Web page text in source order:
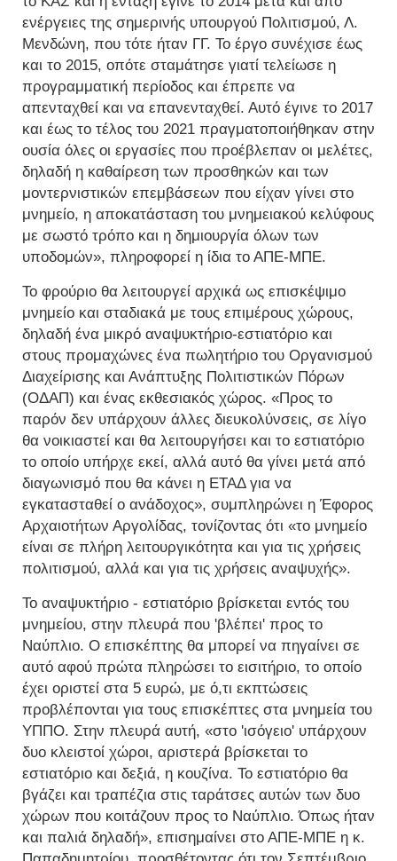
ενέργειες της σημερινής υπουργού Πολιτισμού, Λ.
Μενδώνη, που τότε ήταν ΓΓ. Το έργο συνέχισε έως
και το 2015, οπότε σταμάτησε γιατί τελείωσε η
προγραμματική περίοδος και έπρεπε να
απενταχθεί και να επανενταχθεί. Αυτό έγινε το 2017
και έως το τέλος του 2021 πραγματοποιήθηκαν στην
ουσία όλες οι εργασίες που προέβλεπαν οι μελέτες,
δηλαδή η καθαίρεση των προσθηκών και των
μοντερνιστικών επεμβάσεων που είχαν γίνει στο
μνημείο, η αποκατάσταση του μνημειακού κελύφους
με σωστό τρόπο και η δημιουργία όλων των
υποδομών», πληροφορεί η ίδια το ΑΠΕ-ΜΠΕ.
Το φρούριο θα λειτουργεί αρχικά ως επισκέψιμο
μνημείο και σταδιακά με τους επιμέρους χώρους,
δηλαδή ένα μικρό αναψυκτήριο-εστιατόριο και
στους προμαχώνες ένα πωλητήριο του Οργανισμού
Διαχείρισης και Ανάπτυξης Πολιτιστικών Πόρων
(ΟΔΑΠ) και ένας εκθεσιακός χώρος. «Προς το
παρόν δεν υπάρχουν άλλες διευκολύνσεις, σε λίγο
θα νοικιαστεί και θα λειτουργήσει και το εστιατόριο
το οποίο υπήρχε εκεί, αλλά αυτό θα γίνει μετά από
διαγωνισμό που θα κάνει η ΕΤΑΔ για να
εγκατασταθεί ο ανάδοχος», συμπληρώνει η Έφορος
Αρχαιοτήτων Αργολίδας, τονίζοντας ότι «το μνημείο
είναι σε πλήρη λειτουργικότητα και για τις χρήσεις
πολιτισμού, αλλά και για τις χρήσεις αναψυχής».
Το αναψυκτήριο - εστιατόριο βρίσκεται εντός του
μνημείου, στην πλευρά που 'βλέπει' προς το
Ναύπλιο. Ο επισκέπτης θα μπορεί να πηγαίνει σε
αυτό αφού πρώτα πληρώσει το εισιτήριο, το οποίο
έχει οριστεί στα 5 ευρώ, με ό,τι εκπτώσεις
προβλέπονται για τους επισκέπτες στα μνημεία του
ΥΠΠΟ. Στην πλευρά αυτή, «στο 'ισόγειο' υπάρχουν
δυο κλειστοί χώροι, αριστερά βρίσκεται το
εστιατόριο και δεξιά, η κουζίνα. Το εστιατόριο θα
βγάζει και τραπέζια στις ταράτσες αυτών των δυο
χώρων που κοιτάζουν προς το Ναύπλιο. Όπως ήταν
και παλιά δηλαδή», επισημαίνει στο ΑΠΕ-ΜΠΕ η κ.